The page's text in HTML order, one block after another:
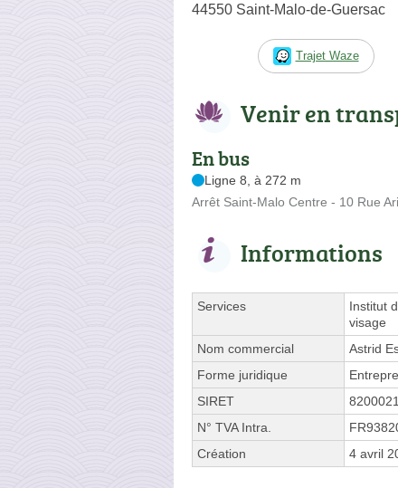
44550 Saint-Malo-de-Guersac
Trajet Waze
Venir en
En bus
Ligne 8, à 272 m
Arrêt Saint-Malo Centre - 10 Rue
Informations
Services
Institut
visage
Nom commercial
Astrid
Forme juridique
SIRET
N° TVA Intra.
Création
4 avril